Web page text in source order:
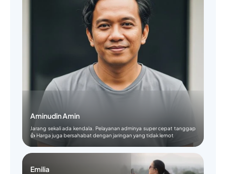
Aminudin Amin
Jarang sekali ada kendala. Pelayanan adminya super cepat tanggap
👍 Harga juga bersahabat dengan jaringan yang tidak lemot
Emilia